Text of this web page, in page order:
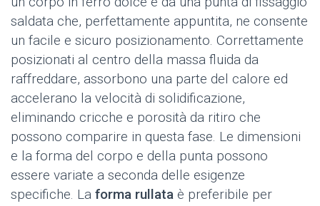
saldata che, perfettamente appuntita, ne consente
un facile e sicuro posizionamento. Correttamente
posizionati al centro della massa fluida da
raffreddare, assorbono una parte del calore ed
accelerano la velocità di solidificazione,
eliminando cricche e porosità da ritiro che
possono comparire in questa fase. Le dimensioni
e la forma del corpo e della punta possono
essere variate a seconda delle esigenze
specifiche. La forma rullata è preferibile per